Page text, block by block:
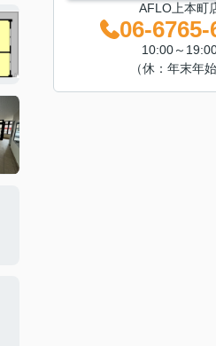
AFLO上本町
06-6765-
10:00～
（休：年末年始